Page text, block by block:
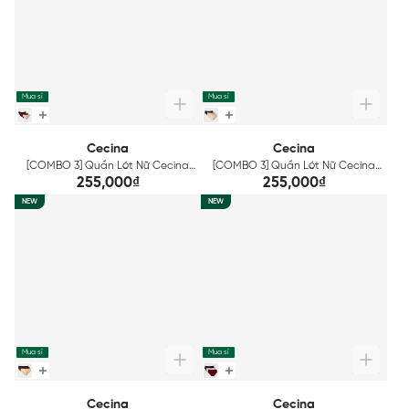
Mua sỉ
Cecina
[COMBO 3] Quần Lót Nữ Cecina
Mix Màu CBI1605EDP03
255,000₫
Mua sỉ
Cecina
[COMBO 3] Quần Lót Nữ Cecina
Mix Màu CBI005EDP03
255,000₫
NEW
Mua sỉ
Cecina
NEW
Mua sỉ
Cecina